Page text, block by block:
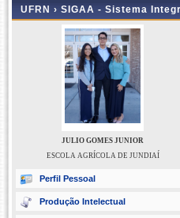
UFRN › SIGAA - Sistema
JULIO GOMES JUNIOR
ESCOLA AGRÍCOLA DE JUNDIAÍ
Perfil Pessoal
Produção Intelectual